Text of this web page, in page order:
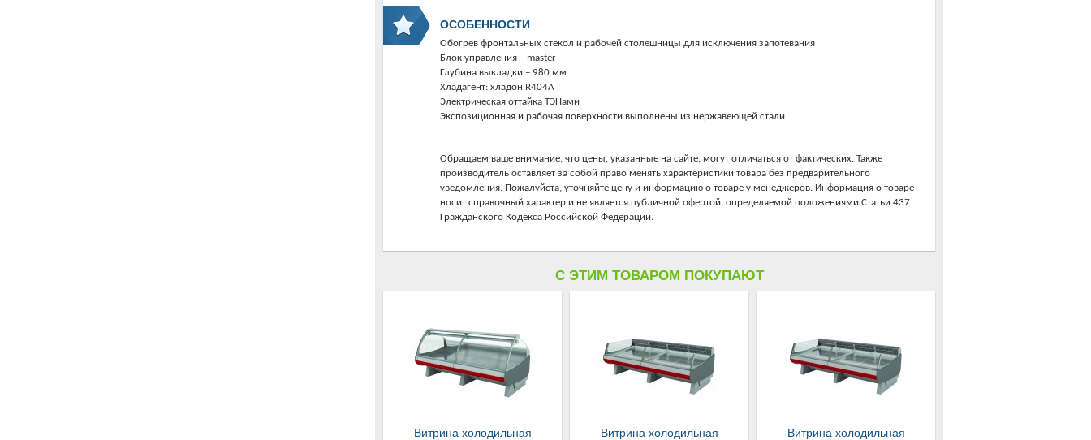
ОСОБЕННОСТИ
Обогрев фронтальных стекол и рабочей столешницы для исключения запотевания
Блок управления – master
Глубина выкладки – 980 мм
Хладагент: хладон R404А
Электрическая оттайка ТЭНами
Экспозиционная и рабочая поверхности выполнены из нержавеющей стали
Обращаем ваше внимание, что цены, указанные на сайте, могут отличаться от фактических. Также
производитель оставляет за собой право менять характеристики товара без предварительного
уведомления. Пожалуйста, уточняйте цену и информацию о товаре у менеджеров. Информация о товаре
носит справочный характер и не является публичной офертой, определяемой положениями Статьи 437
Гражданского Кодекса Российской Федерации.
C ЭТИМ ТОВАРОМ ПОКУПАЮТ
Витрина холодильная
Витрина холодильная
Витрина холодильная